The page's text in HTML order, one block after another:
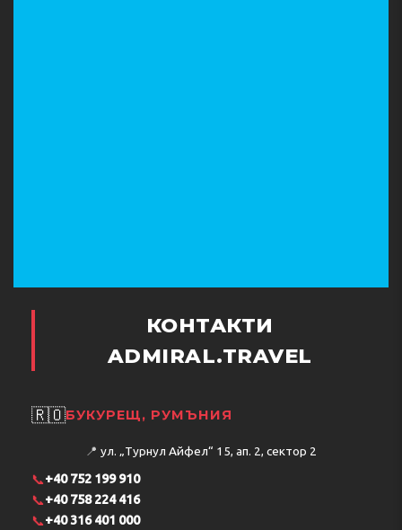
КОНТАКТИ
ADMIRAL.TRAVEL
🇷🇴БУКУРЕЩ, РУМЪНИЯ
📍 ул. „Турнул Айфел“ 15, ап. 2, сектор 2
📞+40 752 199 910
📞+40 758 224 416
📞+40 316 401 000